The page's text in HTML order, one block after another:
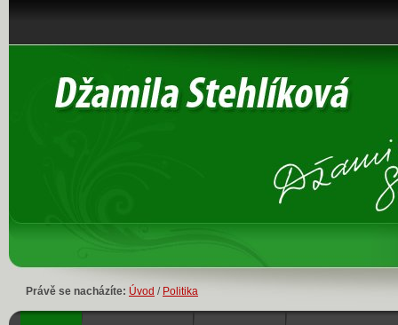
Právě se nacházíte: Úvod / Politika